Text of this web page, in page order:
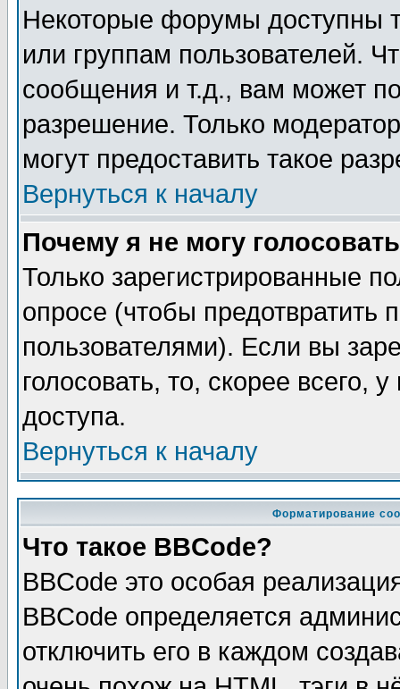
Некоторые форумы доступны
или группам пользователей.
сообщения и т.д., вам может
разрешение. Только
могут предоставить такое
Вернуться к началу
Почему я не могу
Только зарегистрированные
опросе (чтобы предотвратить
пользователями). Если вы
голосовать, то, скорее всего,
доступа.
Вернуться к началу
Форматирование
Что такое BBCode?
BBCode это особая
BBCode определяется
отключить его в каждом